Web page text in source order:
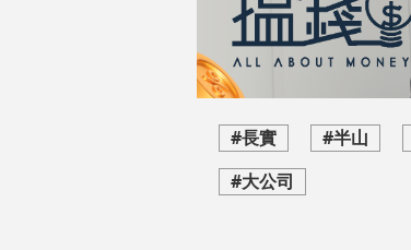
#長實 #半山
#大公司